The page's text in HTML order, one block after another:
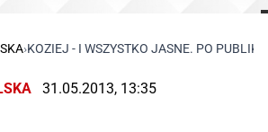
›KOZIEJ - I WSZYSTKO JASNE. PO
31.05.2013, 13:35